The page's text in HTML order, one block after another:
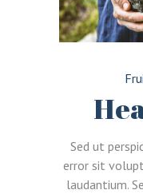
Sed ut
error sit
laudantium.